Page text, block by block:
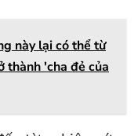
này lại có thể từ
thành 'cha đẻ của